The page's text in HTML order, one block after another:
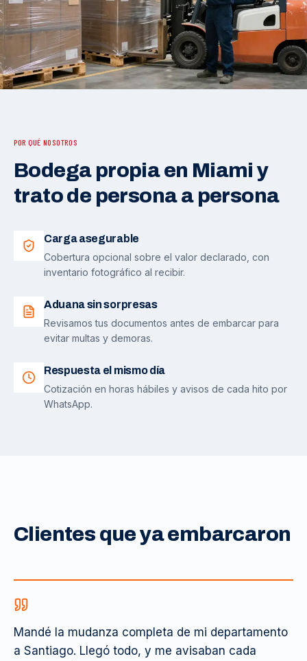
POR QUÉ NOSOTROS
Bodega propia en Miami y
trato de persona a persona
Carga asegurable
Cobertura opcional sobre el valor declarado, con
inventario fotográfico al recibir.
Aduana sin sorpresas
Revisamos tus documentos antes de embarcar para
evitar multas y demoras.
Respuesta el mismo día
Cotización en horas hábiles y avisos de cada hito por
WhatsApp.
Clientes que ya embarcaron
Mandé la mudanza completa de mi departamento
a Santiago. Llegó todo, y me avisaban cada